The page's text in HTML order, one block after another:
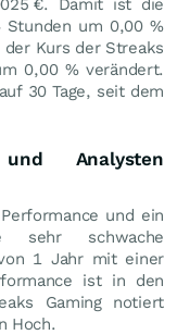
€. Damit ist die
Stunden um 0,00%
der Kurs der Streaks
0,00 %verändert.
30 Tage, seit dem
Analysten
und ein
sehr schwache
1 Jahr mit einer
ist in den
Gaming notiert
Hoch.